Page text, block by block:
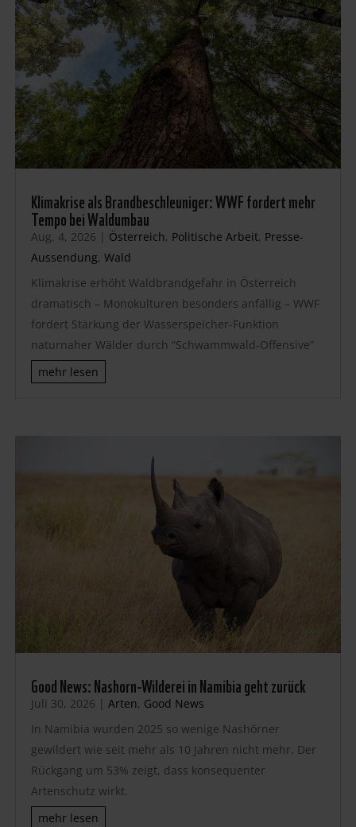
Klimakrise als Brandbeschleuniger: WWF fordert mehr
Tempo bei Waldumbau
Aug. 4, 2026 | Österreich, Politische Arbeit, Presse-
Aussendung, Wald
Klimakrise erhöht Waldbrandgefahr in Österreich
dramatisch – Monokulturen besonders anfällig – WWF
fordert Stärkung der Wasserspeicher-Funktion
naturnaher Wälder durch “Schwammwald-Offensive”
mehr lesen
Good News: Nashorn-Wilderei in Namibia geht zurück
Juli 30, 2026 | Arten, Good News
In Namibia wurden 2025 so wenige Nashörner
gewildert wie seit mehr als 10 Jahren nicht mehr. Der
Rückgang um 53% zeigt, dass konsequenter
Artenschutz wirkt.
mehr lesen